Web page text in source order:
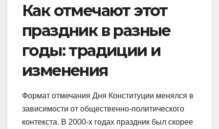
Как отмечают этот
праздник в разные
годы: традиции и
изменения
Формат отмечания Дня Конституции менялся в
зависимости от общественно-политического
контекста. В 2000-х годах праздник был скорее